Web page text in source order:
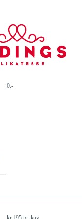
0,-
kr 195 pr. kuv